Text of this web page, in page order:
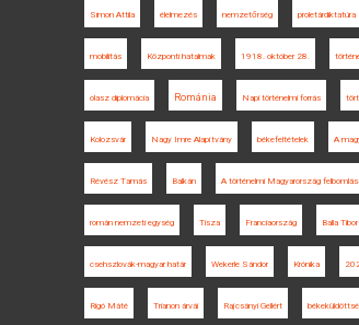
Simon Attila élelmezés nemzetőrség proletárdiktatúra
mobilitás Központi hatalmak 1918. október 28.
olasz diplomácia Románia Napi történelmi forrás
Kolozsvár Nagy Imre Alapítvány békefeltételek A
Révész Tamás Balkán A történelmi Magyarország
román nemzeti egység Tisza Franciaország Balla Tibor
csehszlovák-magyar határ Wekerle Sándor Krónika
Rigó Máté Trianon árvái Rajcsányi Gellért